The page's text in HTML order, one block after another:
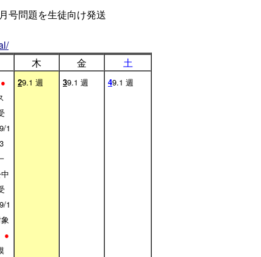
号問題を生徒向け発送
木 金 土
●
1
1
●
29.1 週 39.1 週 49.1 週